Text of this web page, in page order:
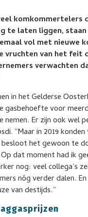
te laten liggen,
vol met nieuwe
vruchten van het
verwachten
in het Gelderse
gasbehoefte voor
Er zijn ook wel
“Maar in 2019
het gewoon te
dat moment had ik
nog: veel collega’s
nóg verder dalen.
van destijds.”